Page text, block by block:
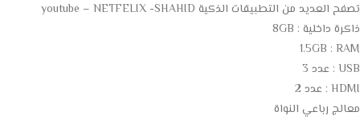
تصفح العديد من التطبيقات الذكية youtube – NETFELIX -SHAHID
ذاكرة داخلية : 8GB
1.5GB : RAM
USB : عدد 3
HDMI : عدد 2
معالج رباعي النواة